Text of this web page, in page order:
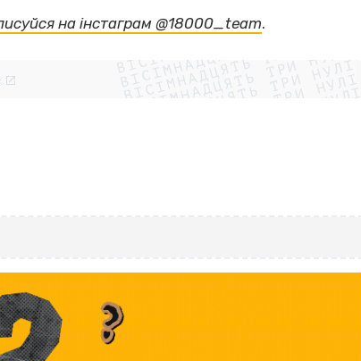
на інстаграм @18000_team.
ВІСІМНАДЦЯТЬ ТРИ НУЛІ
ВІСІМНАДЦЯТЬ ТРИ НУЛІ
ВІСІМНАДЦЯТЬ ТРИ НУЛІ
ВІСІМНАДЦЯТЬ ТРИ НУЛІ
ВІСІМНАДЦЯТЬ ТРИ НУЛІ
ВІСІМНАДЦЯТЬ ТРИ НУЛІ
ВІСІМНАДЦЯТЬ ТРИ НУЛІ